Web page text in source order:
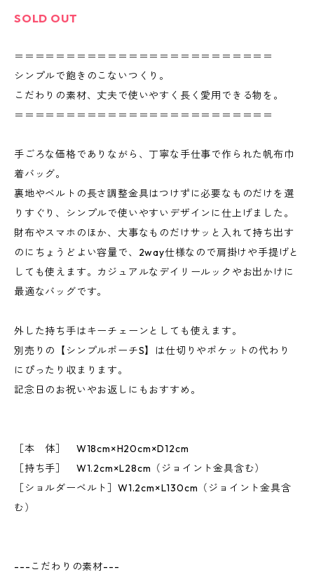
SOLD OUT
＝＝＝＝＝＝＝＝＝＝＝＝＝＝＝＝＝＝＝＝＝＝＝＝＝
シンプルで飽きのこないつくり。
こだわりの素材、丈夫で使いやすく長く愛用できる物を。
＝＝＝＝＝＝＝＝＝＝＝＝＝＝＝＝＝＝＝＝＝＝＝＝＝
手ごろな価格でありながら、丁寧な手仕事で作られた帆布巾
着バッグ。
裏地やベルトの長さ調整金具はつけずに必要なものだけを選
りすぐり、シンプルで使いやすいデザインに仕上げました。
財布やスマホのほか、大事なものだけサッと入れて持ち出す
のにちょうどよい容量で、2way仕様なので肩掛けや手提げと
しても使えます。カジュアルなデイリールックやお出かけに
最適なバッグです。
外した持ち手はキーチェーンとしても使えます。
別売りの【シンプルポーチS】は仕切りやポケットの代わり
にぴったり収まります。
記念日のお祝いやお返しにもおすすめ。
［本 体］ W18cm×H20cm×D12cm
［持ち手］ W1.2cm×L28cm（ジョイント金具含む）
［ショルダーベルト］W1.2cm×L130cm（ジョイント金具含
む）
---こだわりの素材---